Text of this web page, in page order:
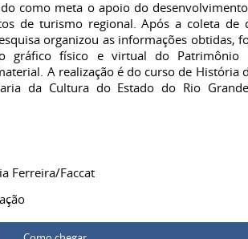
como meta o apoio do
de turismo regional. Após a coleta de
organizou as informações obtidas,
gráfico físico e virtual do Patrimônio
A realização é do curso de História
da Cultura do Estado do Rio
Ferreira/Faccat